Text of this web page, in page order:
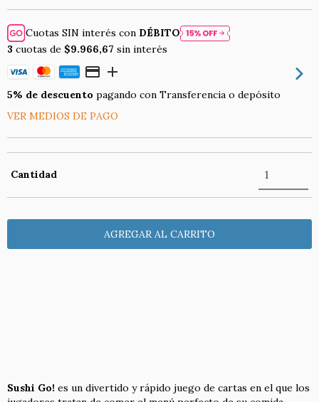
Cuotas SIN interés con DÉBITO
3 cuotas de $9.966,67 sin interés
5% de descuento pagando con Transferencia o depósito
VER MEDIOS DE PAGO
Cantidad
Sushi Go! es un divertido y rápido juego de cartas en el que los